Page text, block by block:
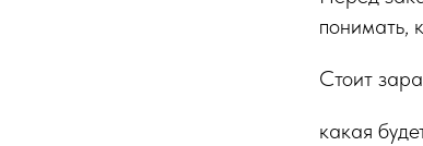
понимать,
Стоит
какая